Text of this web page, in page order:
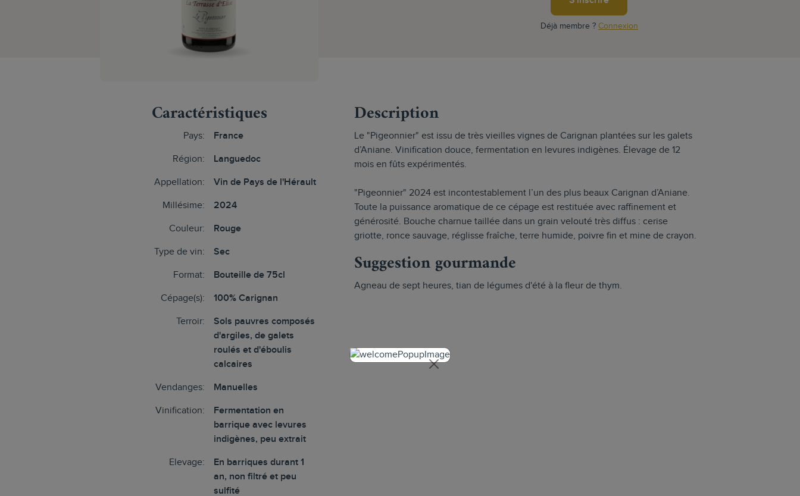
Déjà membre ? Connexion
Caractéristiques
Pays: France
Région: Languedoc
Appellation: Vin de Pays de l'Hérault
Millésime: 2024
Couleur: Rouge
Type de vin: Sec
Format: Bouteille de 75cl
Cépage(s): 100% Carignan
Terroir:
Sols pauvres composés
d'argiles, de galets
roulés et d'éboulis
calcaires
Vendanges: Manuelles
Vinification:
Fermentation en
barrique avec levures
indigènes, peu extrait
Elevage:
En barriques durant 1
an, non filtré et peu
sulfité
Description
Le "Pigeonnier" est issu de très vieilles vignes de Carignan plantées sur les galets
d’Aniane. Vinification douce, fermentation en levures indigènes. Élevage de 12
mois en fûts expérimentés.
"Pigeonnier" 2024 est incontestablement l’un des plus beaux Carignan d’Aniane.
Toute la puissance aromatique de ce cépage est restituée avec raffinement et
générosité. Bouche charnue taillée dans un grain velouté très diffus : cerise
griotte, ronce sauvage, réglisse fraîche, terre humide, poivre fin et mine de crayon.
Suggestion gourmande
Agneau de sept heures, tian de légumes d'été à la fleur de thym.